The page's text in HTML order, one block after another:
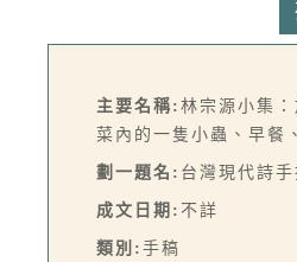
主要名稱: 林宗源小集
菜內的一隻小蟲、早餐
劃一題名: 台灣現代詩手
成文日期: 不詳
類別: 手稿